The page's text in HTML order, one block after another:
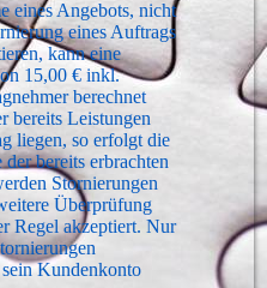
eines Angebots, nicht
eines Auftrags
kann eine
15,00 € inkl.
berechnet
bereits Leistungen
liegen, so erfolgt die
bereits erbrachten
Stornierungen
Überprüfung
Regel akzeptiert. Nur
sein Kundenkonto